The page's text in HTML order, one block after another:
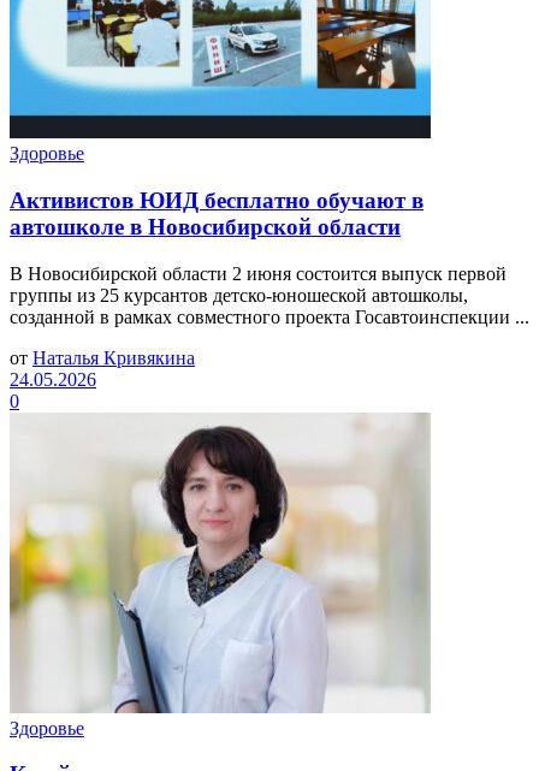
Здоровье
Активистов ЮИД бесплатно обучают в
автошколе в Новосибирской области
В Новосибирской области 2 июня состоится выпуск первой
группы из 25 курсантов детско-юношеской автошколы,
созданной в рамках совместного проекта Госавтоинспекции ...
от Наталья Кривякина
24.05.2026
0
Здоровье